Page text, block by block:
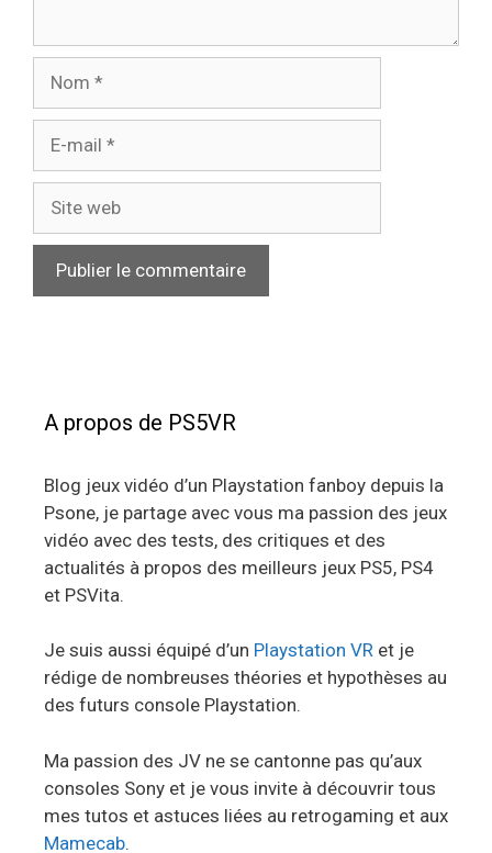
mail
web
A propos de PS5VR
Blog jeux vidéo d’un Playstation fanboy depuis la
Psone, je partage avec vous ma passion des jeux
vidéo avec des tests, des critiques et des
actualités à propos des meilleurs jeux PS5, PS4
et PSVita.
Je suis aussi équipé d’un Playstation VR et je
rédige de nombreuses théories et hypothèses au
des futurs console Playstation.
Ma passion des JV ne se cantonne pas qu’aux
consoles Sony et je vous invite à découvrir tous
mes tutos et astuces liées au retrogaming et aux
Mamecab.